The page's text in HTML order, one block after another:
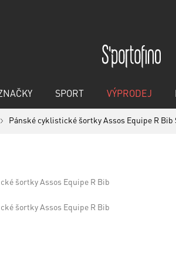
SPORT VÝPRODEJ
Pánské cyklistické šortky Assos Equipe R Bib